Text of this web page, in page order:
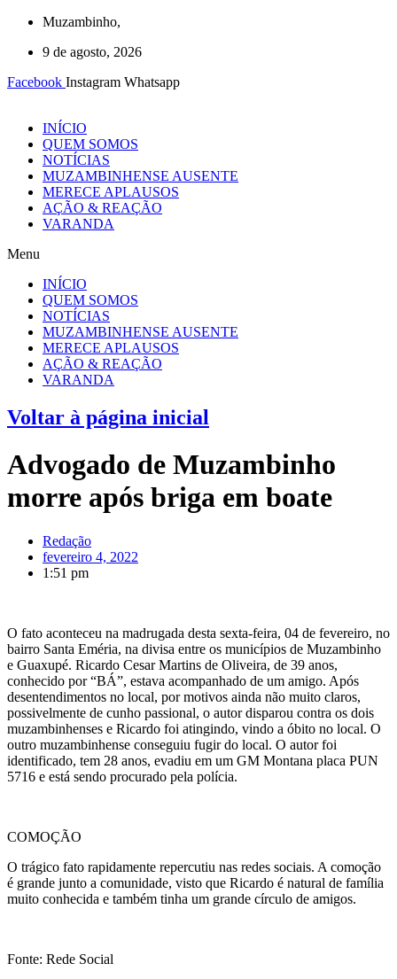
Muzambinho,
9 de agosto, 2026
Facebook Instagram Whatsapp
INÍCIO
QUEM SOMOS
NOTÍCIAS
MUZAMBINHENSE AUSENTE
MERECE APLAUSOS
AÇÃO & REAÇÃO
VARANDA
Menu
INÍCIO
QUEM SOMOS
NOTÍCIAS
MUZAMBINHENSE AUSENTE
MERECE APLAUSOS
AÇÃO & REAÇÃO
VARANDA
Voltar à página inicial
Advogado de Muzambinho
morre após briga em boate
Redação
fevereiro 4, 2022
1:51 pm
O fato aconteceu na madrugada desta sexta-feira, 04 de fevereiro, no
bairro Santa Eméria, na divisa entre os municípios de Muzambinho
e Guaxupé. Ricardo Cesar Martins de Oliveira, de 39 anos,
conhecido por “BÁ”, estava acompanhado de um amigo. Após
desentendimentos no local, por motivos ainda não muito claros,
possivelmente de cunho passional, o autor disparou contra os dois
muzambinhenses e Ricardo foi atingindo, vindo a óbito no local. O
outro muzambinhense conseguiu fugir do local. O autor foi
identificado, tem 28 anos, evadiu em um GM Montana placa PUN
5716 e está sendo procurado pela polícia.
COMOÇÃO
O trágico fato rapidamente repercutiu nas redes sociais. A comoção
é grande junto a comunidade, visto que Ricardo é natural de família
muito conhecida e também tinha um grande círculo de amigos.
Fonte: Rede Social